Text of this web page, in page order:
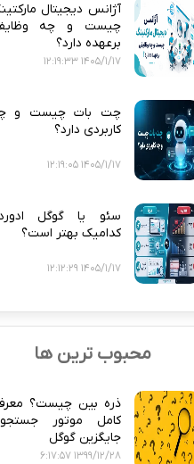
آژانس دیجیتال
چیست و چه
برعهده دارد؟
1405/1/17 12:19:33
چت بات چیست و
کاربردی دارد؟
1405/1/17 12:19:05
سئو یا گوگل
کدامیک بهتر است؟
1405/1/17 12:12:29
محبوب ترین ها
ذره‌ بین چیست؟
کامل موتور
جایگزین گوگل
1399/12/28 6:17:57